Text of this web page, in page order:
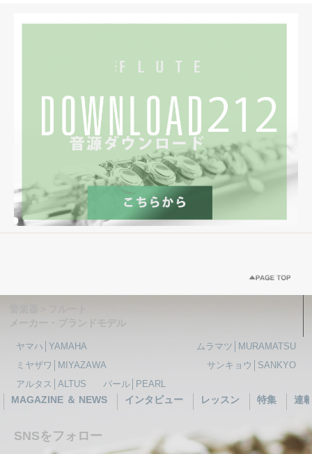
ヤマハ│YAMAHA
ムラマツ│MURAMATSU
ミヤザワ│MIYAZAWA
サンキョウ│SANKYO
アルタス│ALTUS
パール│PEARL
MAGAZINE ＆ NEWS インタビュー レッスン 特集 連
SNSをフォロー